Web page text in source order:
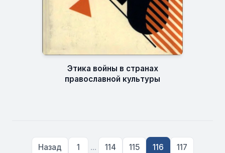
Этика войны в странах
православной культуры
Назад 1 ... 114 115 116 117